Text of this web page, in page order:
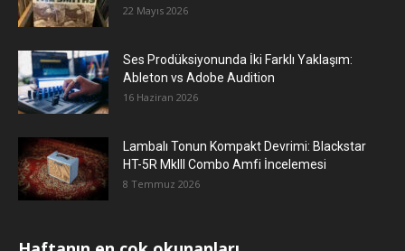
22 Mayıs 2026
Ses Prodüksiyonunda İki Farklı Yaklaşım:
Ableton vs Adobe Audition
16 Haziran 2026
Lambalı Tonun Kompakt Devrimi: Blackstar
HT-5R MkIII Combo Amfi İncelemesi
8 Temmuz 2026